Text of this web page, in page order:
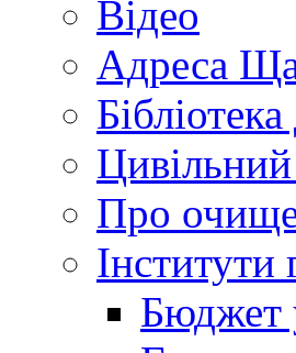
Відео
Адреса
Про
Інститути
Бюджет